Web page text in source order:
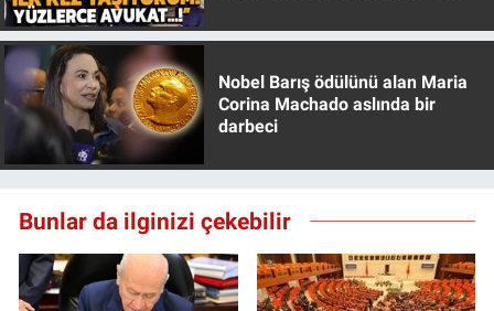
Nobel Barış ödülünü alan Maria
Corina Machado aslında bir
darbeci
Bunlar da ilginizi çekebilir